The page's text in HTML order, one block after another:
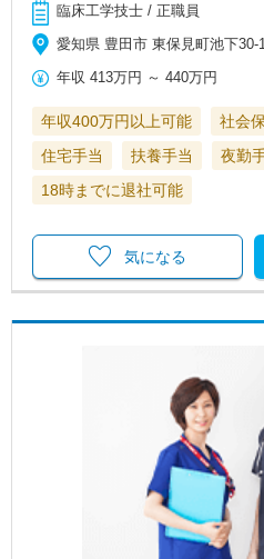
臨床工学技士 / 正職員
愛知県 豊田市 東保見町池下30-1
年収 413万円 ～440万円
年収400万円以上可能 社会
住宅手当
扶養手当
夜勤
18時までに退社可能
気になる